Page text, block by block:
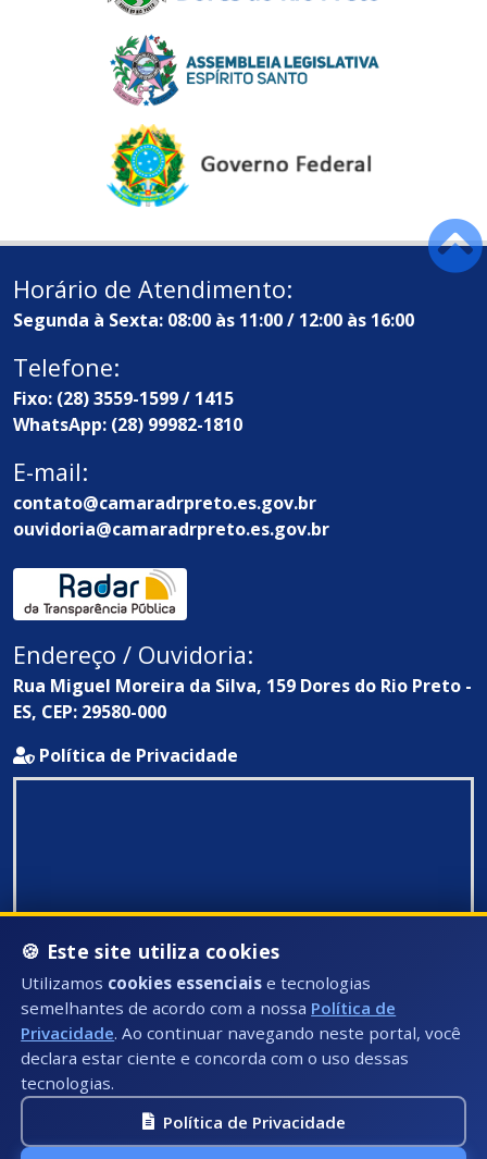
Horário de Atendimento:
Segunda à Sexta: 08:00 às 11:00 / 12:00 às 16:00
Telefone:
Fixo: (28) 3559-1599 / 1415
WhatsApp: (28) 99982-1810
E-mail:
contato@camaradrpreto.es.gov.br
ouvidoria@camaradrpreto.es.gov.br
Endereço / Ouvidoria:
Rua Miguel Moreira da Silva, 159 Dores do Rio Preto -
ES, CEP: 29580-000
Política de Privacidade
Todos Direitos Reservados ©: 2026
🍪 Este site utiliza cookies
Utilizamos cookies essenciais e tecnologias
semelhantes de acordo com a nossa Política de
Privacidade. Ao continuar navegando neste portal, você
declara estar ciente e concorda com o uso dessas
tecnologias.
Política de Privacidade